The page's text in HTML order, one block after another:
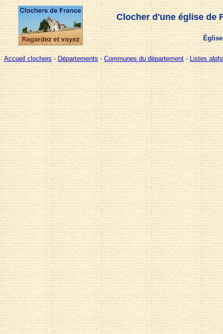
Clocher d'une église de
Accueil clochers - Départements - Communes du département - Listes